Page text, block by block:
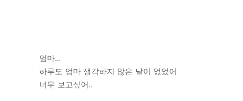
엄마...
하루도 엄마 생각하지 않은 날이 없었어
너무 보고싶어..